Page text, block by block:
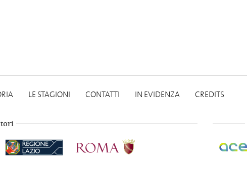
LE STAGIONI CONTATTI IN EVIDENZA CREDITS